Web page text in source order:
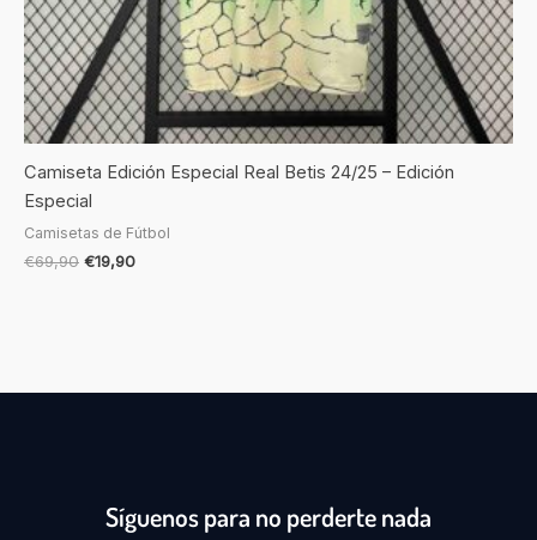
Camiseta Edición Especial Real Betis 24/25 – Edición
Especial
Camisetas de Fútbol
€69,90 €19,90
Síguenos para no perderte nada